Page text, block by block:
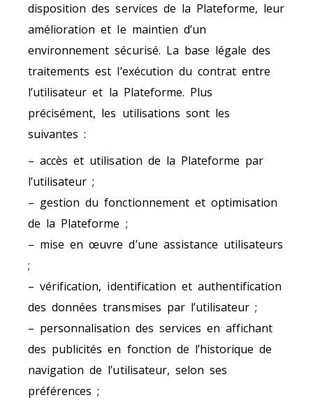
disposition des services de la Plateforme, leur
amélioration et le maintien d’un
environnement sécurisé. La base légale des
traitements est l’exécution du contrat entre
l’utilisateur et la Plateforme. Plus
précisément, les utilisations sont les
suivantes :
– accès et utilisation de la Plateforme par
l’utilisateur ;
– gestion du fonctionnement et optimisation
de la Plateforme ;
– mise en œuvre d’une assistance utilisateurs
;
– vérification, identification et authentification
des données transmises par l’utilisateur ;
– personnalisation des services en affichant
des publicités en fonction de l’historique de
navigation de l’utilisateur, selon ses
préférences ;